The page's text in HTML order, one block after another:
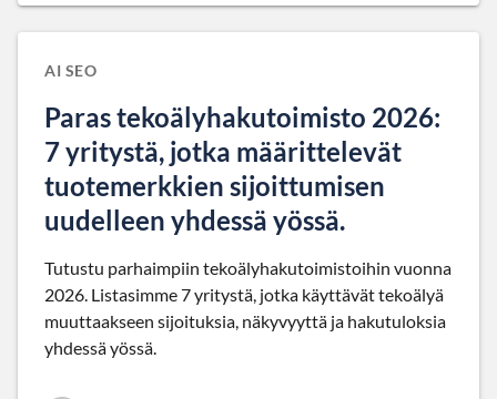
AI SEO
Paras tekoälyhakutoimisto 2026:
7 yritystä, jotka määrittelevät
tuotemerkkien sijoittumisen
uudelleen yhdessä yössä.
Tutustu parhaimpiin tekoälyhakutoimistoihin vuonna
2026. Listasimme 7 yritystä, jotka käyttävät tekoälyä
muuttaakseen sijoituksia, näkyvyyttä ja hakutuloksia
yhdessä yössä.